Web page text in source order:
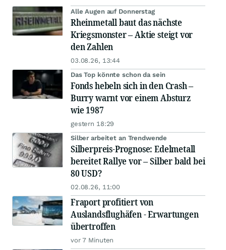
Alle Augen auf Donnerstag
Rheinmetall baut das nächste
Kriegsmonster – Aktie steigt vor
den Zahlen
03.08.26, 13:44
Das Top könnte schon da sein
Fonds hebeln sich in den Crash –
Burry warnt vor einem Absturz
wie 1987
gestern 18:29
Silber arbeitet an Trendwende
Silberpreis-Prognose: Edelmetall
bereitet Rallye vor – Silber bald bei
80 USD?
02.08.26, 11:00
Fraport profitiert von
Auslandsflughäfen - Erwartungen
übertroffen
vor 7 Minuten